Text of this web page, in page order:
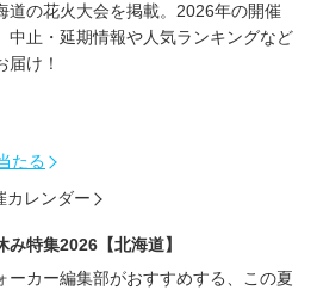
道の花火大会を掲載。2026年の開催
中止・延期情報や人気ランキングなど
届け！
たる
カレンダー
み特集2026【北海道】
ーカー編集部がおすすめする、この夏